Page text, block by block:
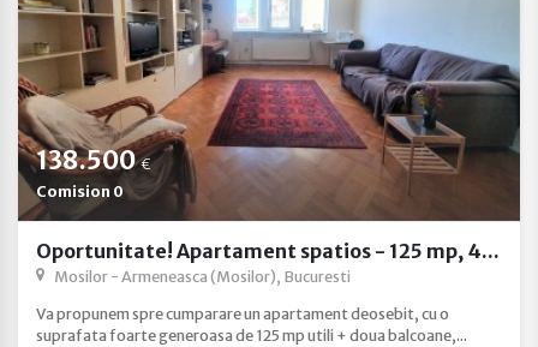
138.500€
Comision 0
Oportunitate! Apartament spatios - 125 mp, 4...
Mosilor - Armeneasca (Mosilor), Bucuresti
Va propunem spre cumparare un apartament deosebit, cu o
suprafata foarte generoasa de 125 mp utili + doua balcoane,...